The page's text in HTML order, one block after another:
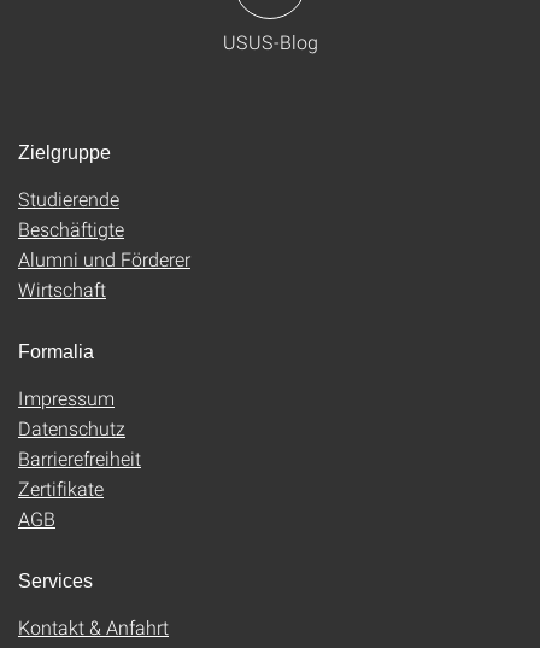
USUS-Blog
Zielgruppe
Studierende
Beschäftigte
Alumni und Förderer
Wirtschaft
Formalia
Impressum
Datenschutz
Barrierefreiheit
Zertifikate
AGB
Services
Kontakt & Anfahrt